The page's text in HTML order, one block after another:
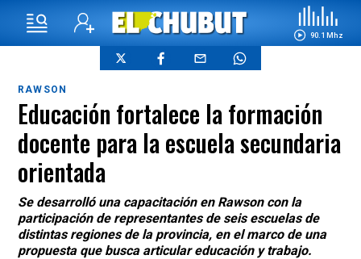
90.1 Mhz
RAWSON
Educación fortalece la formación
docente para la escuela secundaria
orientada
Se desarrolló una capacitación en Rawson con la
participación de representantes de seis escuelas de
distintas regiones de la provincia, en el marco de una
propuesta que busca articular educación y trabajo.